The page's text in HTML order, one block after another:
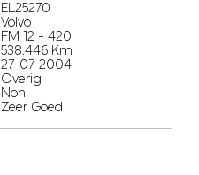
EL25270
Volvo
FM 12 - 420
538.446 Km
27-07-2004
Overig
Non
Zeer Goed